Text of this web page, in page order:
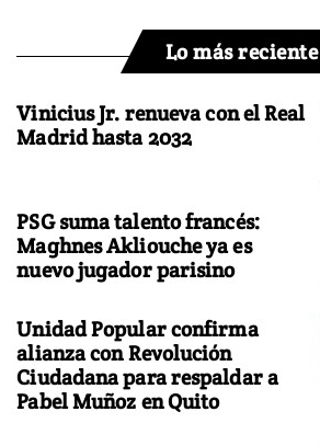
Lo más reciente
Vinicius Jr. renueva con el Real
Madrid hasta 2032
PSG suma talento francés:
Maghnes Akliouche ya es
nuevo jugador parisino
Unidad Popular confirma
alianza con Revolución
Ciudadana para respaldar a
Pabel Muñoz en Quito